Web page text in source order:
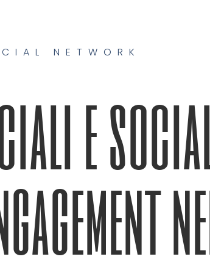
NETWORK
e